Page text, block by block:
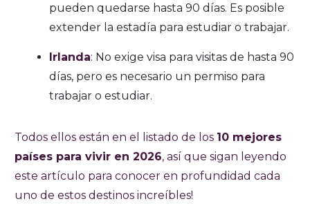
pueden quedarse hasta 90 días. Es posible
extender la estadía para estudiar o trabajar.
Irlanda: No exige visa para visitas de hasta 90
días, pero es necesario un permiso para
trabajar o estudiar.
Todos ellos están en el listado de los 10 mejores
países para vivir en 2026, así que sigan leyendo
este artículo para conocer en profundidad cada
uno de estos destinos increíbles!